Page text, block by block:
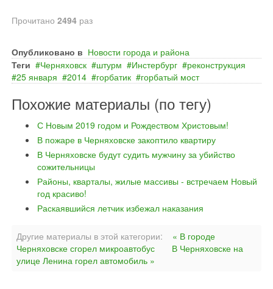
Прочитано 2494 раз
Опубликовано в Новости города и района
Теги
Черняховск штурм Инстербург
реконструкция
25 января
2014 горбатик горбатый мост
Похожие материалы (по тегу)
С Новым 2019 годом и Рождеством Христовым!
В пожаре в Черняховске закоптило квартиру
В Черняховске будут судить мужчину за убийство
сожительницы
Районы, кварталы, жилые массивы - встречаем Новый
год красиво!
Раскаявшийся летчик избежал наказания
Другие материалы в этой категории:
« В городе
Черняховске сгорел микроавтобус
В Черняховске на
улице Ленина горел автомобиль »